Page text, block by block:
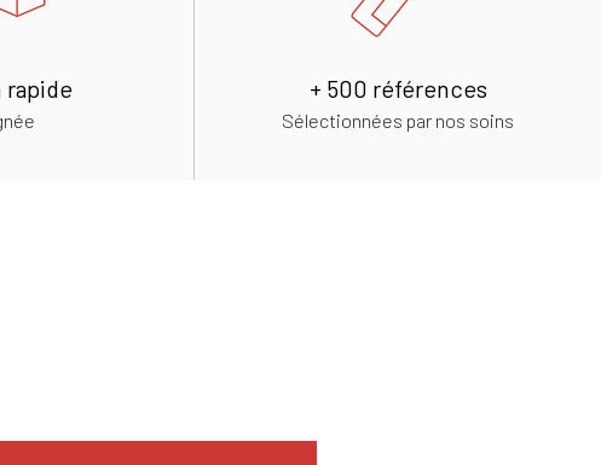
rapide + 500 références
Sélectionnées par nos soins